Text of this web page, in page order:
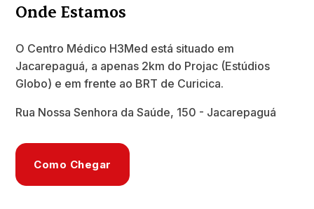
Onde Estamos
O Centro Médico H3Med está situado em
Jacarepaguá, a apenas 2km do Projac (Estúdios
Globo) e em frente ao BRT de Curicica.
Rua Nossa Senhora da Saúde, 150 - Jacarepaguá
Como Chegar